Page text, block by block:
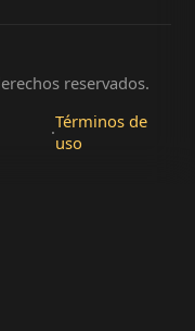
reservados.
·Términos de
uso